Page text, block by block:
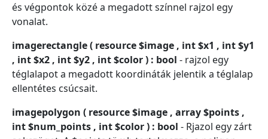
és végpontok közé a megadott színnel rajzol egy
vonalat.
imagerectangle ( resource $image , int $x1 , int $y1
, int $x2 , int $y2 , int $color ) : bool - rajzol egy
téglalapot a megadott koordináták jelentik a téglalap
ellentétes csúcsait.
imagepolygon ( resource $image , array $points ,
int $num_points , int $color ) : bool - Rjazol egy zárt